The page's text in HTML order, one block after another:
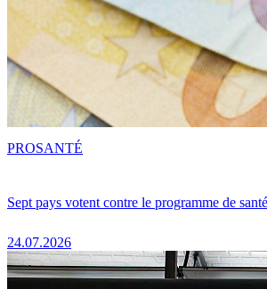
Sept pays votent contre le programme de
24.07.2026
PROSANTÉ